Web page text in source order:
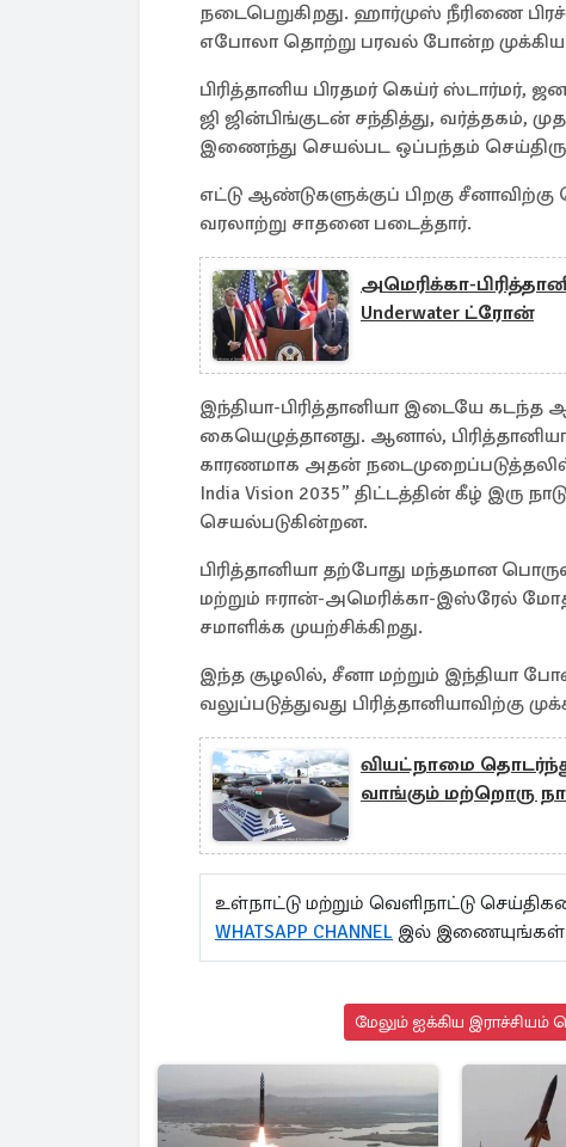
நடைபெறுகிறது. ஹார்முஸ் நீரிணை
எபோலா தொற்று பரவல் போன்ற முக்கிய
பிரித்தானிய பிரதமர் கெய்ர் ஸ்டார்மர்,
ஜி ஜின்பிங்குடன் சந்தித்து, வர்த்தகம்,
இணைந்து செயல்பட ஒப்பந்தம்
எட்டு ஆண்டுகளுக்குப் பிறகு
வரலாற்று சாதனை படைத்தார்.
அமெரிக்கா-
Underwater ட்ரோன்
இந்தியா-பிரித்தானியா இடையே கடந்த
கையெழுத்தானது. ஆனால், பிரித்தானியா
காரணமாக அதன் நடைமுறைப்படுத்தலில்
India Vision 2035” திட்டத்தின் கீழ்
செயல்படுகின்றன.
பிரித்தானியா தற்போது மந்தமான
மற்றும் ஈரான்-அமெரிக்கா-இஸ்ரேல்
சமாளிக்க முயற்சிக்கிறது.
இந்த சூழலில், சீனா மற்றும் இந்தியா
வலுப்படுத்துவது பிரித்தானியாவிற்கு
வியட்நாமை
வாங்கும் மற்றொரு
உள்நாட்டு மற்றும் வெளிநாட்டு
WHATSAPP CHANNEL இல்
மேலும் ஐக்கிய இராச்சியம்